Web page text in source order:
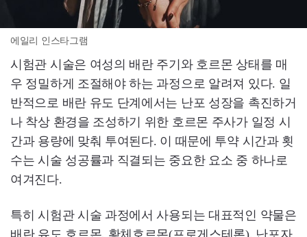
에일리 인스타그램
시험관 시술은 여성의 배란 주기와 호르몬 상태를 매
우 정밀하게 조절해야 하는 과정으로 알려져 있다. 일
반적으로 배란 유도 단계에서는 난포 성장을 촉진하거
나 착상 환경을 조성하기 위한 호르몬 주사가 일정 시
간과 용량에 맞춰 투여된다. 이 때문에 투약 시간과 횟
수는 시술 성공률과 직결되는 중요한 요소 중 하나로
여겨진다.
특히 시험관 시술 과정에서 사용되는 대표적인 약물은
배란 유도 호르몬, 황체호르몬(프로게스테론), 난포자